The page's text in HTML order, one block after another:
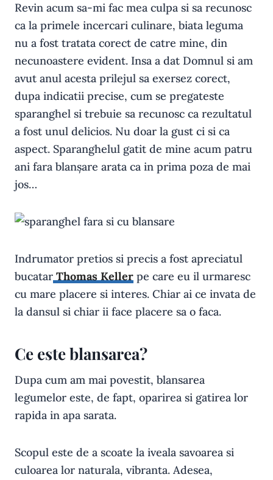
Revin acum sa-mi fac mea culpa si sa recunosc
ca la primele incercari culinare, biata leguma
nu a fost tratata corect de catre mine, din
necunoastere evident. Insa a dat Domnul si am
avut anul acesta prilejul sa exersez corect,
dupa indicatii precise, cum se pregateste
sparanghel si trebuie sa recunosc ca rezultatul
a fost unul delicios. Nu doar la gust ci si ca
aspect. Sparanghelul gatit de mine acum patru
ani fara blanșare arata ca in prima poza de mai
jos…
Indrumator pretios si precis a fost apreciatul
bucatar Thomas Keller pe care eu il urmaresc
cu mare placere si interes. Chiar ai ce invata de
la dansul si chiar ii face placere sa o faca.
Ce este blansarea?
Dupa cum am mai povestit, blansarea
legumelor este, de fapt, oparirea si gatirea lor
rapida in apa sarata.
Scopul este de a scoate la iveala savoarea si
culoarea lor naturala, vibranta. Adesea,